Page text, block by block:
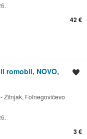
42 €
romobil, NOVO,
Žitnjak, Folnegovićevo
3 €